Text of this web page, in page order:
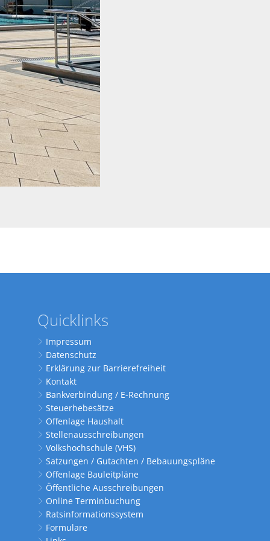
Quicklinks
Impressum
Datenschutz
Erklärung zur Barrierefreiheit
Kontakt
Bankverbindung / E-Rechnung
Steuerhebesätze
Offenlage Haushalt
Stellenausschreibungen
Volkshochschule (VHS)
Satzungen / Gutachten / Bebauungspläne
Offenlage Bauleitpläne
Öffentliche Ausschreibungen
Online Terminbuchung
Ratsinformationssystem
Formulare